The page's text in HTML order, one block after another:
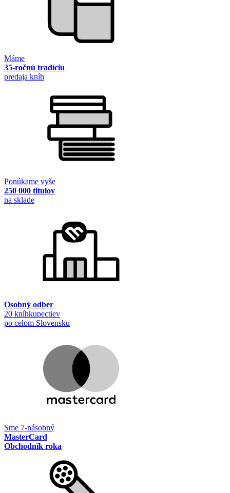
Máme
35-ročnú tradíciu
predaja kníh
Ponúkame vyše
250 000 titulov
na sklade
Osobný odber
20 kníhkupectiev
po celom Slovensku
Sme 7-násobný
MasterCard
Obchodník roka